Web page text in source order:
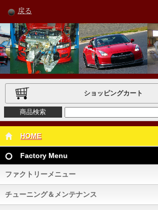
戻る
ショッピングカート
商品検索
HOME
Factory Menu
ファクトリーメニュー
チューニング＆メンテナンス